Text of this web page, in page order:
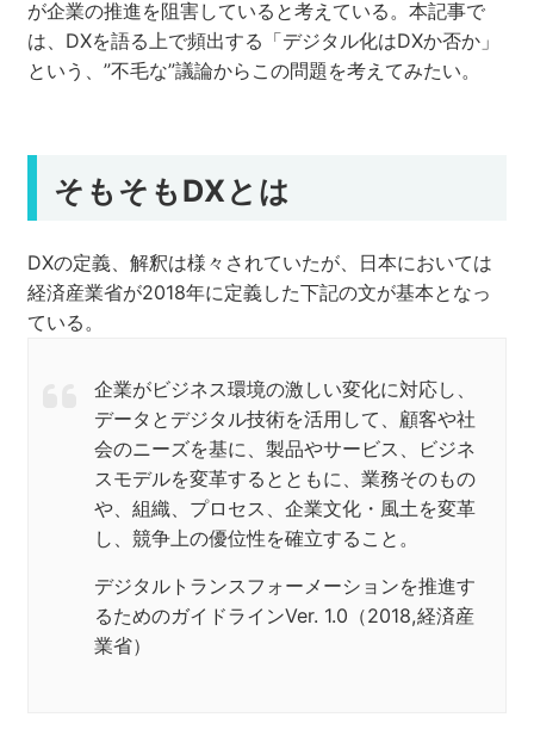
が企業の推進を阻害していると考えている。本記事で
は、DXを語る上で頻出する「デジタル化はDXか否か」
という、”不毛な”議論からこの問題を考えてみたい。
そもそも DXとは
DXの定義、解釈は様々されていたが、日本においては
経済産業省が2018年に定義した下記の文が基本となっ
ている。
企業がビジネス環境の激しい変化に対応し、
データとデジタル技術を活用して、顧客や社
会のニーズを基に、製品やサービス、ビジネ
スモデルを変革するとともに、業務そのもの
や、組織、プロセス、企業文化・風土を変革
し、競争上の優位性を確立すること。
デジタルトランスフォーメーションを推進す
るためのガイドラインVer. 1.0（2018,経済産
業省）